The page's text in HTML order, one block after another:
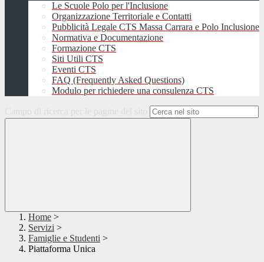
Le Scuole Polo per l'Inclusione
Organizzazione Territoriale e Contatti
Pubblicità Legale CTS Massa Carrara e Polo Inclusione
Normativa e Documentazione
Formazione CTS
Siti Utili CTS
Eventi CTS
FAQ (Frequently Asked Questions)
Modulo per richiedere una consulenza CTS
Campo di ricerca per le pagine del sito
Home >
Servizi >
Famiglie e Studenti >
Piattaforma Unica